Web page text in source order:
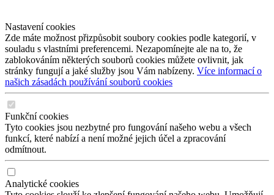
Nastavení cookies
Zde máte možnost přizpůsobit soubory cookies podle kategorií, v
souladu s vlastními preferencemi. Nezapomínejte ale na to, že
zablokováním některých souborů cookies můžete ovlivnit, jak
stránky fungují a jaké služby jsou Vám nabízeny. Více informací o
našich zásadách používání souborů cookies
Funkční cookies
Tyto cookies jsou nezbytné pro fungování našeho webu a všech
funkcí, které nabízí a není možné jejich účel a zpracování
odmítnout.
Analytické cookies